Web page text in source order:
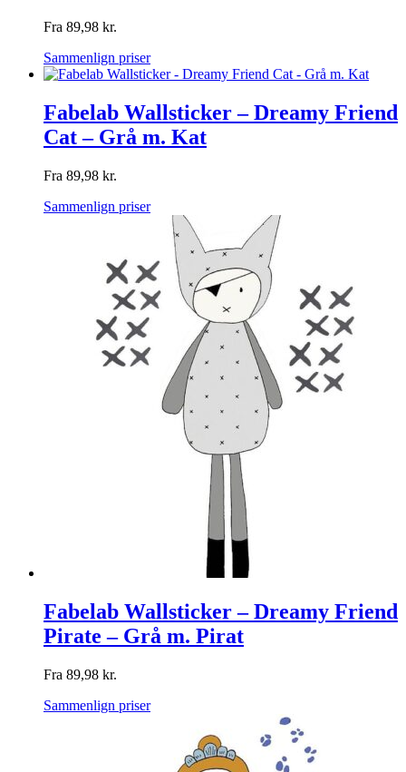
Fra 89,98 kr.
Sammenlign priser
Fabelab Wallsticker – Dreamy Friend
Cat – Grå m. Kat
Fra 89,98 kr.
Sammenlign priser
Fabelab Wallsticker – Dreamy Friend
Pirate – Grå m. Pirat
Fra 89,98 kr.
Sammenlign priser